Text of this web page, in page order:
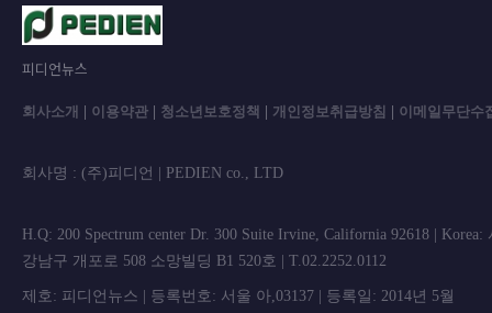
피디언뉴스
회사소개 이용약관 청소년보호정책 개인정보취급방침 이메일무단수
회사명 : (주)피디언 | PEDIEN co.,
H.Q: 200 Spectrum center Dr. 300 Suite Irvine, California 92618 | Korea:
강남구 개포로 508 소망빌딩 B1 520호 | T.02.2252.0112
제호: 피디언뉴스 | 등록번호: 서울 아,03137 | 등록일: 2014년 5월